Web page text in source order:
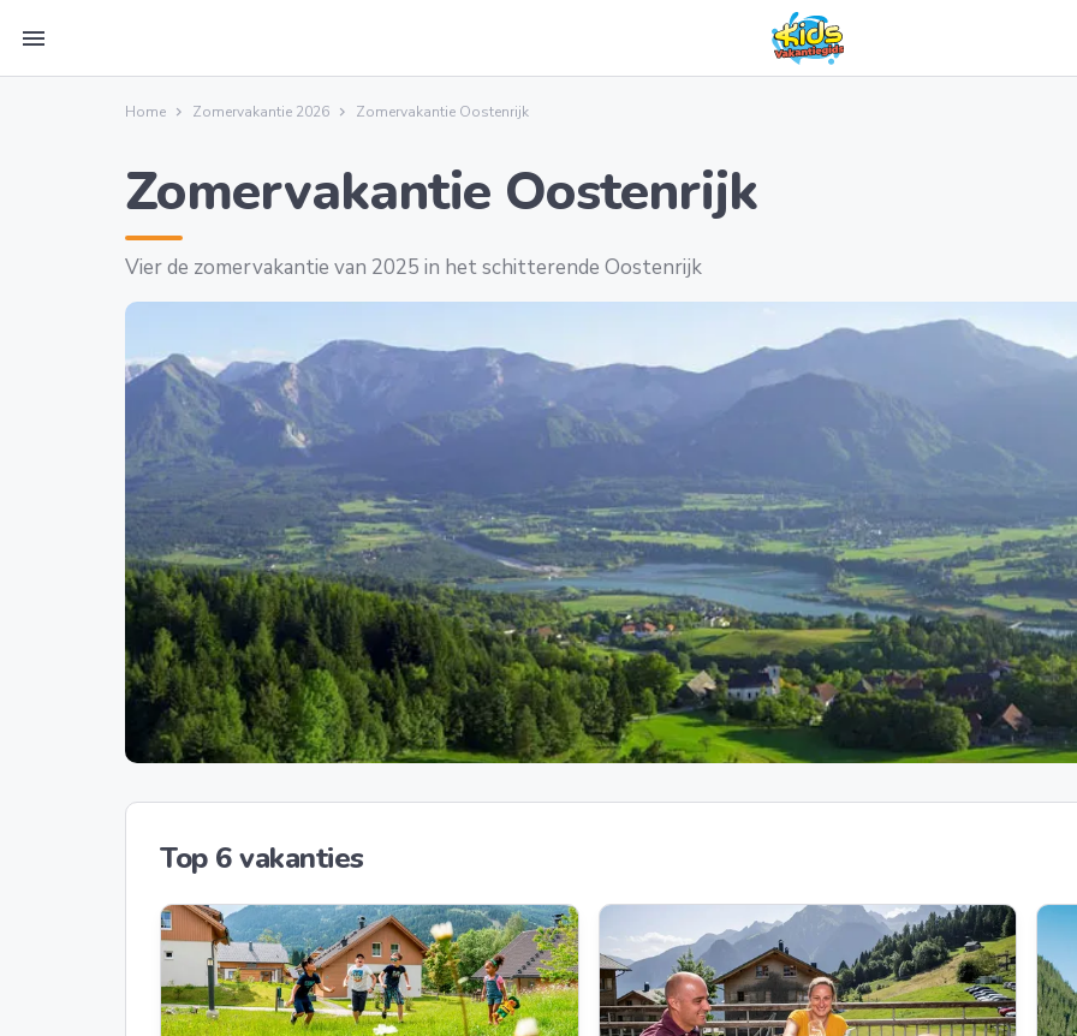
menu
Home Zomervakantie 2026 Zomervakantie Oostenrijk
Zomervakantie Oostenrijk
Vier de zomervakantie van 2025 in het schitterende Oostenrijk
Top 6 vakanties